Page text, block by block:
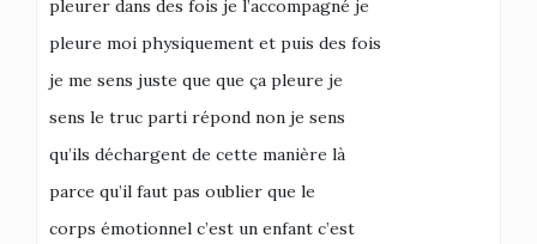
pleurer dans des fois je l’accompagné je
pleure moi physiquement et puis des fois
je me sens juste que que ça pleure je
sens le truc parti répond non je sens
qu’ils déchargent de cette manière là
parce qu’il faut pas oublier que le
corps émotionnel c’est un enfant c’est